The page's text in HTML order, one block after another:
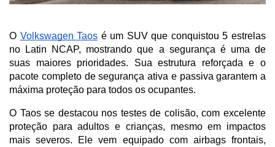
O Volkswagen Taos é um SUV que conquistou 5 estrelas
no Latin NCAP, mostrando que a segurança é uma de
suas maiores prioridades. Sua estrutura reforçada e o
pacote completo de segurança ativa e passiva garantem a
máxima proteção para todos os ocupantes.
O Taos se destacou nos testes de colisão, com excelente
proteção para adultos e crianças, mesmo em impactos
mais severos. Ele vem equipado com airbags frontais,